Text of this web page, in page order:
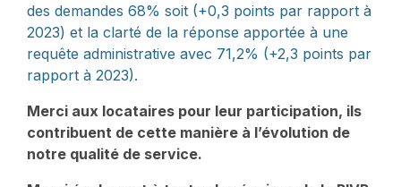
des demandes 68% soit (+0,3 points par rapport à
2023) et la clarté de la réponse apportée à une
requête administrative avec 71,2% (+2,3 points par
rapport à 2023).
Merci aux locataires pour leur participation, ils
contribuent de cette manière à l’évolution de
notre qualité de service.